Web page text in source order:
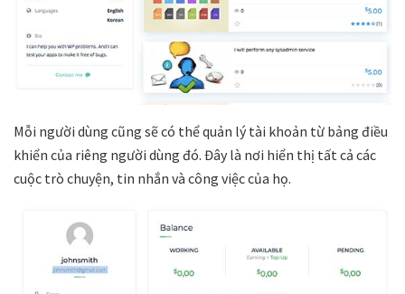
Mỗi người dùng cũng sẽ có thể quản lý tài khoản từ bảng điều
khiển của riêng người dùng đó. Đây là nơi hiển thị tất cả các
cuộc trò chuyện, tin nhắn và công việc của họ.